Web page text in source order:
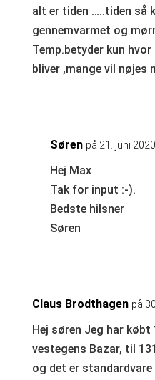
alt er tiden …..tiden så
gennemvarmet og
Temp.betyder kun
bliver ,mange vil nøjes
Søren på 21. juni
Hej Max
Tak for input :-).
Bedste hilsner
Søren
Claus Brodthagen på
Hej søren Jeg har
vestegens Bazar, til
og det er